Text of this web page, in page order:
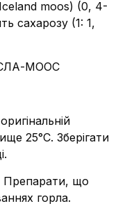
moos) (0, 4-
сахарозу (1: 1,
МООС
25°С. Зберігати
Препарати, що
горла.